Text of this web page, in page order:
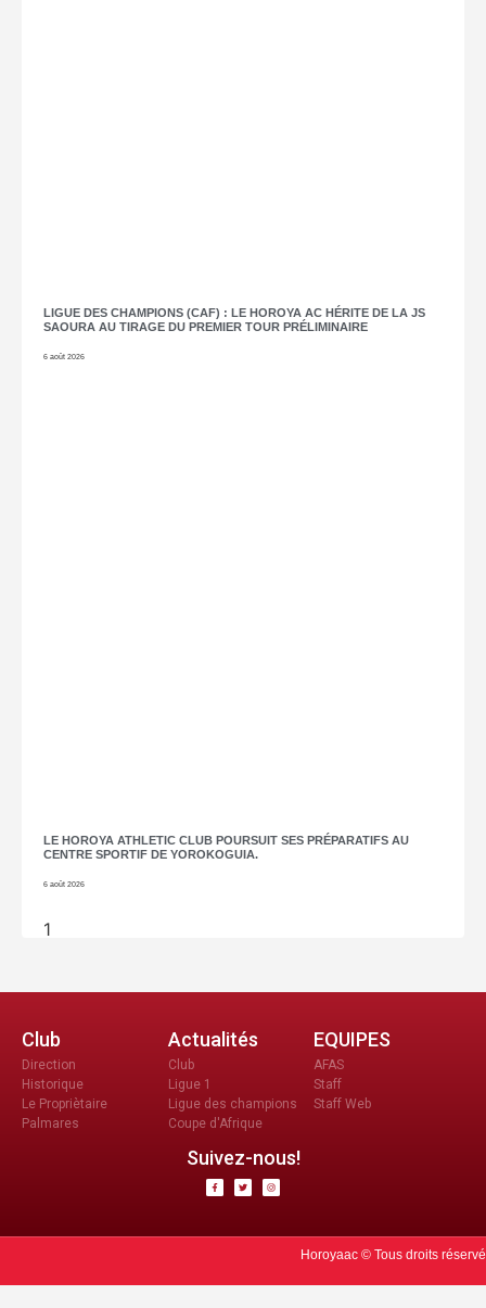
LIGUE DES CHAMPIONS (CAF) : LE HOROYA AC HÉRITE DE LA JS
SAOURA AU TIRAGE DU PREMIER TOUR PRÉLIMINAIRE
6 août 2026
LE HOROYA ATHLETIC CLUB POURSUIT SES PRÉPARATIFS AU
CENTRE SPORTIF DE YOROKOGUIA.
6 août 2026
Club
Direction
Historique
Le Propriètaire
Palmares
Actualités
Club
Ligue 1
Ligue des champions
Coupe d'Afrique
EQUIPES
AFAS
Staff
Staff Web
Suivez-nous!
Horoyaac © Tous droits